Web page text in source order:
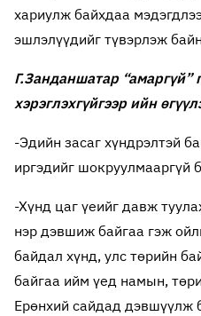
хариулж байхдаа
эшлэлүүдийг түвэрлэж
Г.Занданшатар “амаргүй”
хэрэглэхгүйгээр ийн
-Эдийн засаг хүндрэлтэй
иргэдийг шокруулмааргүй
-Хүнд цаг үеийг давж
нэр дэвшиж байгаа гэж
байдал хүнд, улс төрийн
байгаа ийм үед намын,
Ерөнхий сайдад дэвшүүлж